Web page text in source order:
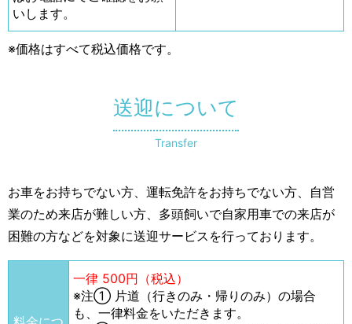
いします。
※価格はすべて税込価格です。
送迎について
Transfer
お車をお持ちでない方、運転免許をお持ちでない方、自営
業のため来店が難しい方、多頭飼いで自家用車での来店が
困難の方などを対象に送迎サービスを行っております。
一律 500円（税込）
※注① 片道（行きのみ・帰りのみ）の場合
も、一律料金をいただきます。